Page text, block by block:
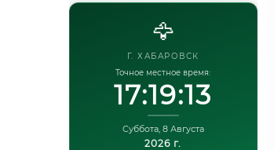
🦅
Г. ХАБАРОВСК
Точное местное время:
17:19:14
Суббота, 8 Августа
2026 г.